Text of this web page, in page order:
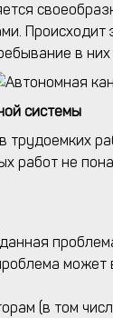
в
системы
работ не
(в том